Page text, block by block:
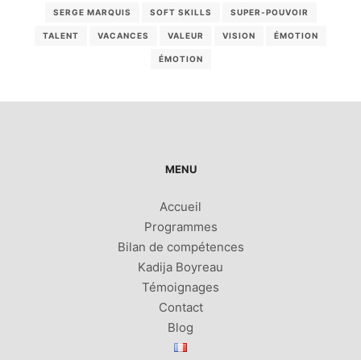
SERGE MARQUIS SOFT SKILLS SUPER-POUVOIR
TALENT VACANCES VALEUR VISION ÉMOTION
ÉMOTION
MENU
Accueil
Programmes
Bilan de compétences
Kadija Boyreau
Témoignages
Contact
Blog